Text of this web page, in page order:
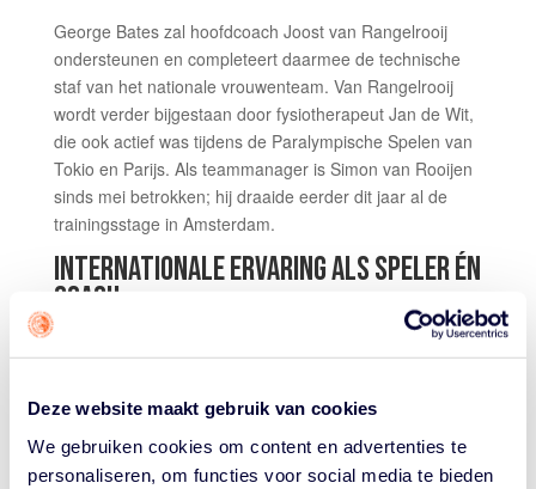
Deze website maakt gebruik van cookies
We gebruiken cookies om content en advertenties te
personaliseren, om functies voor social media te bieden
George Bates zal hoofdcoach Joost van Rangelrooij
ondersteunen en completeert daarmee de technische
staf van het nationale vrouwenteam. Van Rangelrooij
wordt verder bijgestaan door fysiotherapeut Jan de Wit,
die ook actief was tijdens de Paralympische Spelen van
Tokio en Parijs. Als teammanager is Simon van Rooijen
sinds mei betrokken; hij draaide eerder dit jaar al de
trainingsstage in Amsterdam.
INTERNATIONALE ERVARING ALS SPELER ÉN
COACH
Bates brengt een schat aan internationale ervaring mee.
Hij begon zijn carrière in 2006 bij Leicester Cobras en
Brittannië door naar het seniorenteam. In 2013 werd hij
vierde op het WK onder 23, waarna hij in 2014 met het
onder 22-team de Europese titel veroverde in Zaragoza.